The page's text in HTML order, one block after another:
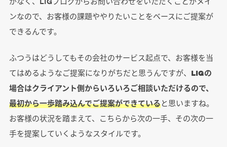
ンなので、お客様の課題ややりたいことをベースにご提案が
できるんです。
ふつうはどうしてもその会社のサービス起点で、お客様を当
てはめるようなご提案になりがちだと思うんですが、 LIGの
場合はクライアント側からいろいろご相談いただけるので、
最初から一歩踏み込んでご提案ができていると思いますね。
お客様の状況を踏まえて、こちらから次の一手、その次の一
手を提案していくようなスタイルです。